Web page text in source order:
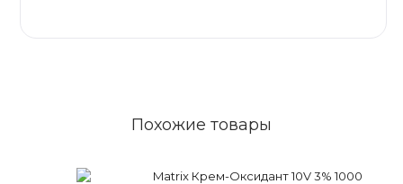
Похожие товары
Matrix Крем-Оксидант 10V 3% 1000